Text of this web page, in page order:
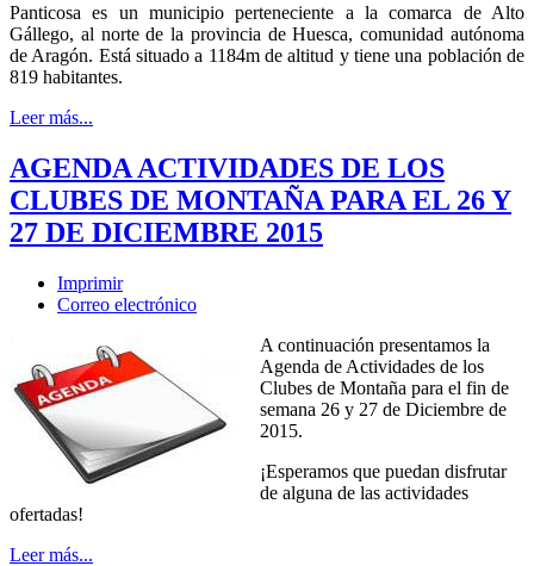
Panticosa es un municipio perteneciente a la comarca de Alto
Gállego, al norte de la provincia de Huesca, comunidad autónoma
de Aragón. Está situado a 1184m de altitud y tiene una población de
819 habitantes.
Leer más...
AGENDA ACTIVIDADES DE LOS
CLUBES DE MONTAÑA PARA EL 26 Y
27 DE DICIEMBRE 2015
Imprimir
Correo electrónico
A continuación presentamos la
Agenda de Actividades de los
Clubes de Montaña para el fin de
semana 26 y 27 de Diciembre de
2015.
¡Esperamos que puedan disfrutar
de alguna de las actividades
ofertadas!
Leer más...